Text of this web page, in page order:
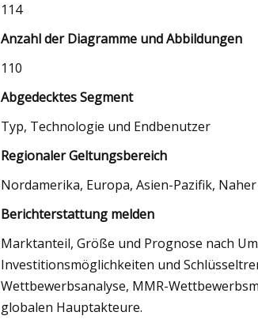
114
Anzahl der Diagramme und Abbildungen
110
Abgedecktes Segment
Typ, Technologie und Endbenutzer
Regionaler Geltungsbereich
Nordamerika, Europa, Asien-Pazifik,
Berichterstattung melden
Marktanteil, Größe und Prognose nach
Investitionsmöglichkeiten und
Wettbewerbsanalyse, MMR-
globalen Hauptakteure.